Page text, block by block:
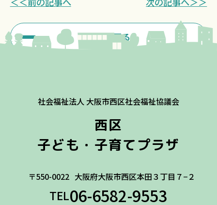
一覧に戻る
社会福祉法人 大阪市西区社会福祉協議会
西区
子ども・子育てプラザ
〒550-0022 大阪府大阪市西区本田３丁目７−２
TEL06-6582-9553